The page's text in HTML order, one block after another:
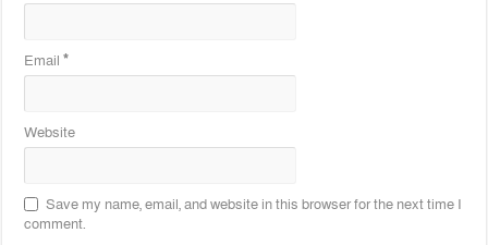
Email*
Website
Save my name, email, and website in this browser for the next time I
comment.